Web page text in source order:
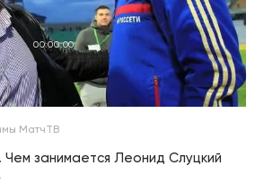
00:00:00
МатчТВ
занимается Леонид Слуцкий